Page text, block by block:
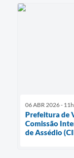
06 ABR 2026 -
Prefeitura de
Comissão
de Assédio